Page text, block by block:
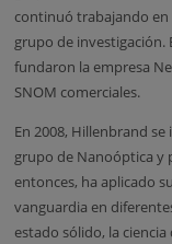
continuó trabajando
grupo de investigación.
fundaron la empresa
SNOM comerciales.
En 2008, Hillenbrand
grupo de Nanoóptica y
entonces, ha aplicado
vanguardia en
estado sólido, la ciencia